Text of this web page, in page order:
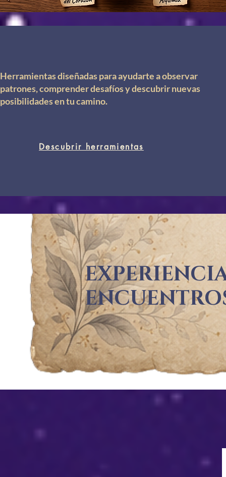
Herramientas diseñadas para ayudarte a observar
patrones, comprender desafíos y descubrir nuevas
posibilidades en tu camino.
Descubrir herramientas